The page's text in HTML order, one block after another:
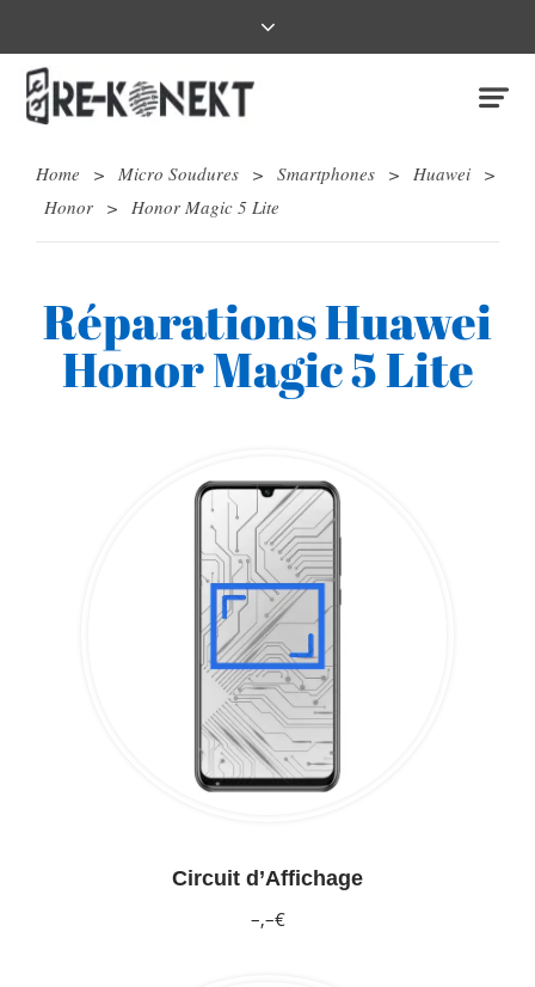
Home > Micro Soudures > Smartphones > Huawei >
Honor > Honor Magic 5 Lite
Réparations Huawei
Honor Magic 5 Lite
Circuit d’Affichage
–,–€